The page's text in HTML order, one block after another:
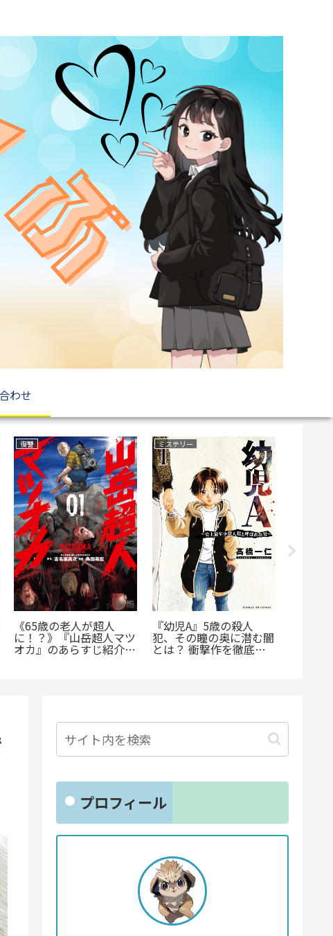
わせ
ファンタジー
あの感動をもう一度！
『D・N・ANGEL』正統
続編『DDNAngels』の
ラブコメ
『たろうのまにまに』徹
底紹介！クズなヒモ男に
沼る人続出の理由と「ま
にまに」の意味とは？
プロフィール